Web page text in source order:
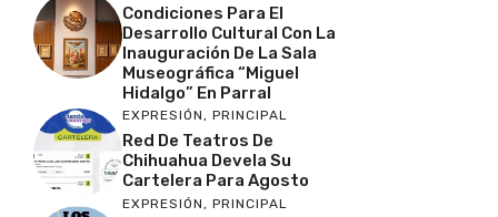
Condiciones Para El
Desarrollo Cultural Con La
Inauguración De La Sala
Museográfica “Miguel
Hidalgo” En Parral
EXPRESIÓN, PRINCIPAL
Red De Teatros De
Chihuahua Devela Su
Cartelera Para Agosto
EXPRESIÓN , PRINCIPAL